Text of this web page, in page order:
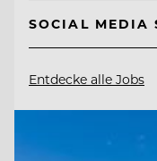
SOCIAL MEDIA
Entdecke alle Jobs